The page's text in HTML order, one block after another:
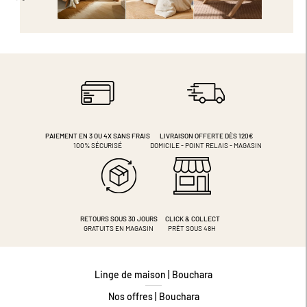
PAIEMENT EN 3 OU 4XSANS FRAIS
100% SÉCURISÉ
LIVRAISON OFFERTE DÈS 120€
DOMICILE - POINT RELAIS - MAGASIN
RETOURS SOUS 30 JOURS
GRATUITS EN MAGASIN
CLICK & COLLECT
PRÊT SOUS 48H
Linge de maison | Bouchara
Nos offres | Bouchara